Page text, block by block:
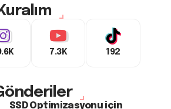
7.3K 192
SSD Optimizasyonu için